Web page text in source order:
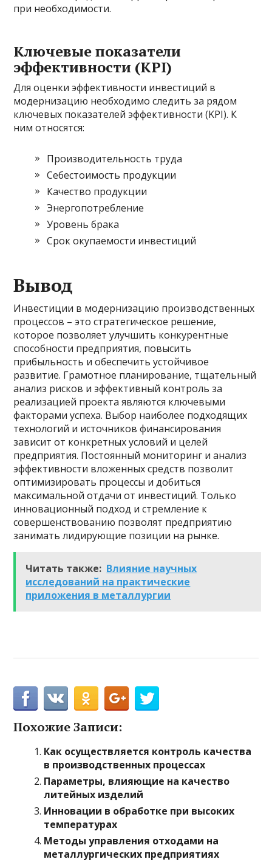
при необходимости.
Ключевые показатели
эффективности (KPI)
Для оценки эффективности инвестиций в
модернизацию необходимо следить за рядом
ключевых показателей эффективности (KPI). К
ним относятся:
Производительность труда
Себестоимость продукции
Качество продукции
Энергопотребление
Уровень брака
Срок окупаемости инвестиций
Вывод
Инвестиции в модернизацию производственных
процессов – это стратегическое решение,
которое позволяет улучшить конкурентные
способности предприятия, повысить
прибыльность и обеспечить устойчивое
развитие. Грамотное планирование, тщательный
анализ рисков и эффективный контроль за
реализацией проекта являются ключевыми
факторами успеха. Выбор наиболее подходящих
технологий и источников финансирования
зависит от конкретных условий и целей
предприятия. Постоянный мониторинг и анализ
эффективности вложенных средств позволит
оптимизировать процессы и добиться
максимальной отдачи от инвестиций. Только
инновационный подход и стремление к
совершенствованию позволят предприятию
занимать лидирующие позиции на рынке.
Читать также: Влияние научных
исследований на практические
приложения в металлургии
Похожие Записи:
Как осуществляется контроль качества
в производственных процессах
Параметры, влияющие на качество
литейных изделий
Инновации в обработке при высоких
температурах
Методы управления отходами на
металлургических предприятиях